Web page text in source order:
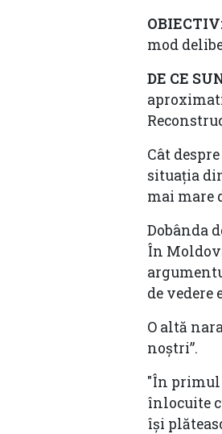
mod
DE CE
Cât
situația
mai mare
Dobânda
În
de vedere
O altă
noștri”.
"În primul
înlocuite
își